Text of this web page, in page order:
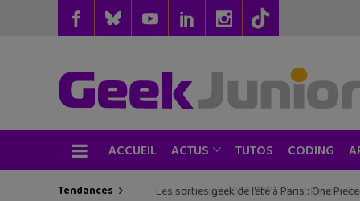
ACCUEIL ACTUS TUTOS CODING
Tendances Les sorties geek de l’été à Paris : One